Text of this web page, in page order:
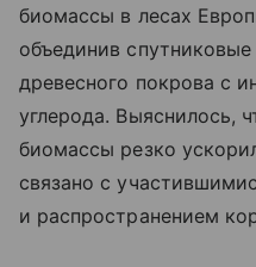
биомассы в лесах
объединив
древесного покрова с
углерода. Выяснилось,
биомассы резко
связано с
и распространением